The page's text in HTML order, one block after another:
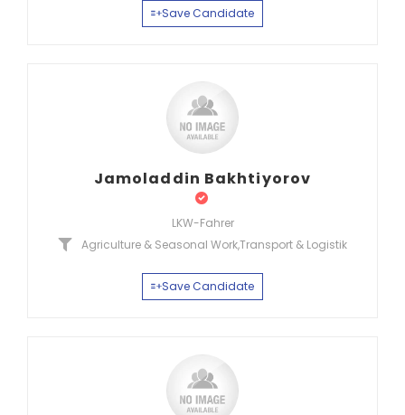
Save Candidate
Jamoladdin Bakhtiyorov
LKW-Fahrer
Agriculture & Seasonal Work,Transport & Logistik
Save Candidate